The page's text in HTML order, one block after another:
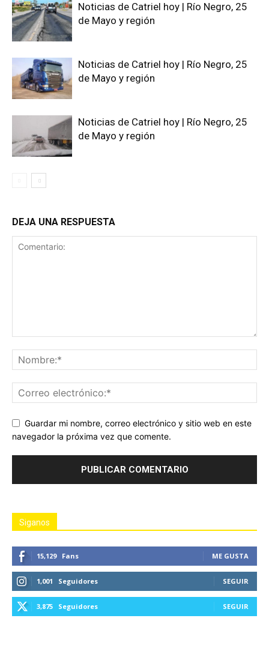
Noticias de Catriel hoy | Río Negro, 25
de Mayo y región
Noticias de Catriel hoy | Río Negro, 25
de Mayo y región
Noticias de Catriel hoy | Río Negro, 25
de Mayo y región
DEJA UNA RESPUESTA
Guardar mi nombre, correo electrónico y sitio web en este
navegador la próxima vez que comente.
Siganos
15,129 Fans ME GUSTA
1,001 Seguidores SEGUIR
3,875 Seguidores SEGUIR